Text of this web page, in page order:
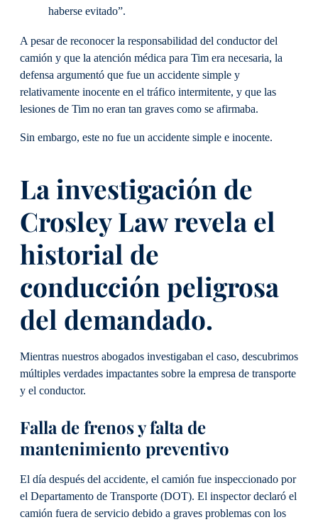
haberse evitado”.
A pesar de reconocer la responsabilidad del conductor del
camión y que la atención médica para Tim era necesaria, la
defensa argumentó que fue un accidente simple y
relativamente inocente en el tráfico intermitente, y que las
lesiones de Tim no eran tan graves como se afirmaba.
Sin embargo, este no fue un accidente simple e inocente.
La investigación de
Crosley Law revela el
historial de
conducción peligrosa
del demandado.
Mientras nuestros abogados investigaban el caso, descubrimos
múltiples verdades impactantes sobre la empresa de transporte
y el conductor.
Falla de frenos y falta de
mantenimiento preventivo
El día después del accidente, el camión fue inspeccionado por
el Departamento de Transporte (DOT). El inspector declaró el
camión fuera de servicio debido a graves problemas con los